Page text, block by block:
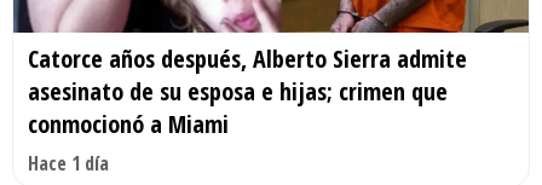
Catorce años después, Alberto Sierra admite
asesinato de su esposa e hijas; crimen que
conmocionó a Miami
Hace 1 día